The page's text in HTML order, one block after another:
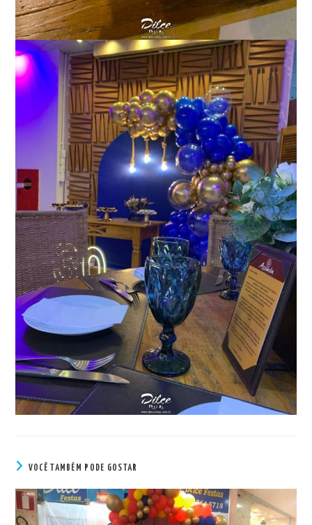
VOCÊ TAMBÉM PODE GOSTAR